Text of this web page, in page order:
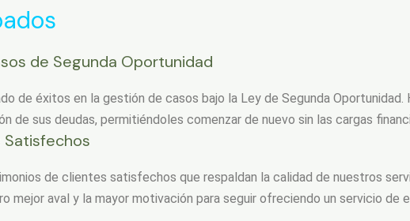
de Segunda Oportunidad
de éxitos en la gestión de casos bajo la Ley de Segunda Oportunidad.
de sus deudas, permitiéndoles comenzar de nuevo sin las cargas
de clientes satisfechos que respaldan la calidad de nuestros
mejor aval y la mayor motivación para seguir ofreciendo un servicio de